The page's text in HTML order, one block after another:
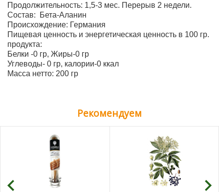
Продолжительность: 1,5-3 мес. Перерыв 2 недели.
Состав: Бета-Аланин
Происхождение: Германия
Пищевая ценность и энергетическая ценность в 100 гр.
продукта:
Белки -0 гр, Жиры-0 гр
Углеводы- 0 гр, калории-0 ккал
Масса нетто: 200 гр
Рекомендуем